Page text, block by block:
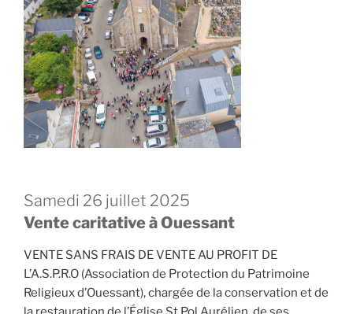
Samedi 26 juillet 2025
Vente caritative à Ouessant
VENTE SANS FRAIS DE VENTE AU PROFIT DE
L’A.S.P.R.O (Association de Protection du Patrimoine
Religieux d’Ouessant), chargée de la conservation et de